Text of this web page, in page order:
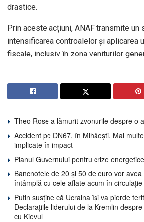
drastice.
Prin aceste acțiuni, ANAF transmite un
intensificarea controalelor și aplicarea
fiscale, inclusiv în zona veniturilor
Theo Rose a lămurit zvonurile despre o
Accident pe DN67, în Mihăești. Mai
implicate în impact
Planul Guvernului pentru crize energetice
Bancnotele de 20 și 50 de euro vor
întâmplă cu cele aflate acum în circulație
Putin susține că Ucraina își va pierde
Declarațiile liderului de la Kremlin
cu Kievul